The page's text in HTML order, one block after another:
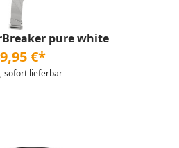
pure white
€*
sofort lieferbar